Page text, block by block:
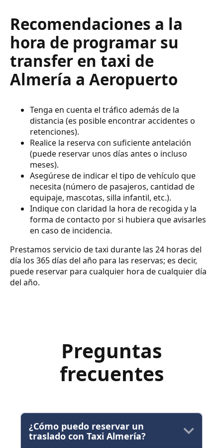
Recomendaciones a la
hora de programar su
transfer en taxi de
Almería a Aeropuerto
Tenga en cuenta el tráfico además de la
distancia (es posible encontrar accidentes o
retenciones).
Realice la reserva con suficiente antelación
(puede reservar unos días antes o incluso
meses).
Asegúrese de indicar el tipo de vehículo que
necesita (número de pasajeros, cantidad de
equipaje, mascotas, silla infantil, etc.).
Indique con claridad la hora de recogida y la
forma de contacto por si hubiera que avisarles
en caso de incidencia.
Prestamos servicio de taxi durante las 24 horas del
día los 365 días del año para las reservas; es decir,
puede reservar para cualquier hora de cualquier día
del año.
Preguntas
frecuentes
¿Cómo puedo reservar un
traslado con Taxi Almería?